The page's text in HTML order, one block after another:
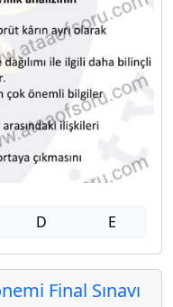
D E
Final Sınavı